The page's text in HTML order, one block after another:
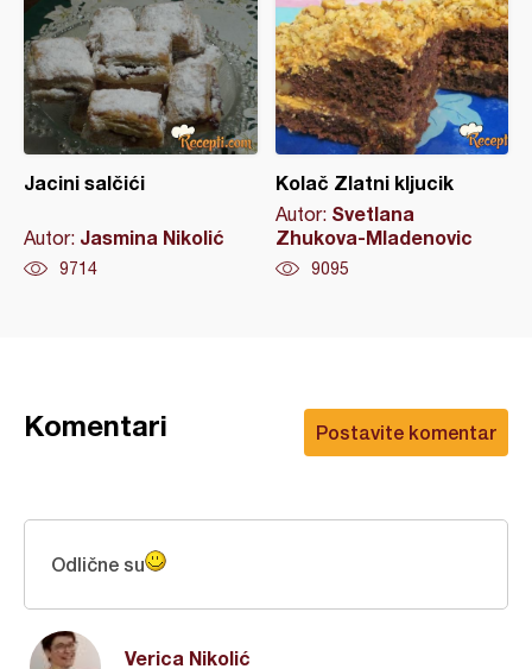
Jacini salčići
Autor: Jasmina Nikolić
9714
Kolač Zlatni kljucik
Autor: Svetlana
Zhukova-Mladenovic
9095
Postavite komentar
Komentari
Verica Nikolić
Odlične su